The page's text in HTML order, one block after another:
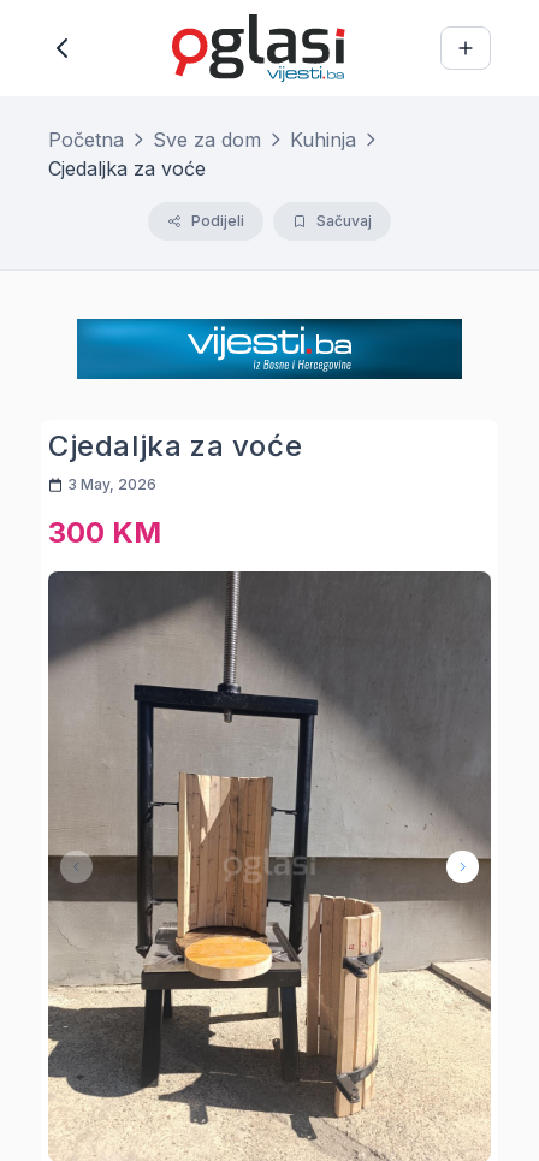
Početna Sve za dom
Kuhinja
Cjedaljka za voće
Podijeli Sačuvaj
Cjedaljka za voće
3 May, 2026
300 KM